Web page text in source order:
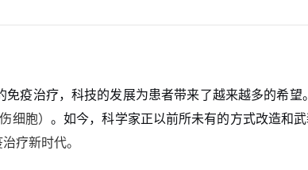
疫治疗，科技的发展为患者带来了越来越多的希望
细胞） 。如今，科学家正以前所未有的方式改造和
疗新时代。